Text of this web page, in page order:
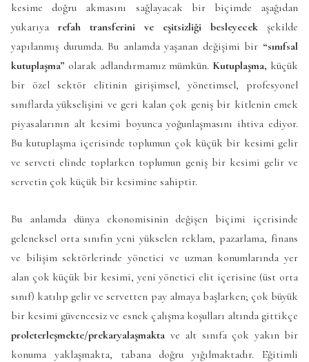
kesime doğru akmasını sağlayacak bir biçimde aşağıdan
yukarıya refah transferini ve eşitsizliği besleyecek şekilde
yapılanmış durumda. Bu anlamda yaşanan değişimi bir “sınıfsal
kutuplaşma” olarak adlandırmamız mümkün. Kutuplaşma, küçük
bir özel sektör elitinin girişimsel, yönetimsel, profesyonel
sınıflarda yükselişini ve geri kalan çok geniş bir kitlenin emek
piyasalarının alt kesimi boyunca yoğunlaşmasını ihtiva ediyor.
Bu kutuplaşma içerisinde toplumun çok küçük bir kesimi gelir
ve serveti elinde toplarken toplumun geniş bir kesimi gelir ve
servetin çok küçük bir kesimine sahiptir.
Bu anlamda dünya ekonomisinin değişen biçimi içerisinde
geleneksel orta sınıfın yeni yükselen reklam, pazarlama, finans
ve bilişim sektörlerinde yönetici ve uzman konumlarında yer
alan çok küçük bir kesimi, yeni yönetici elit içerisine (üst orta
sınıf) katılıp gelir ve servetten pay almaya başlarken; çok büyük
bir kesimi güvencesiz ve esnek çalışma koşulları altında gittikçe
proleterleşmekte/prekaryalaşmakta ve alt sınıfa çok yakın bir
konuma yaklaşmakta, tabana doğru yığılmaktadır. Eğitimli